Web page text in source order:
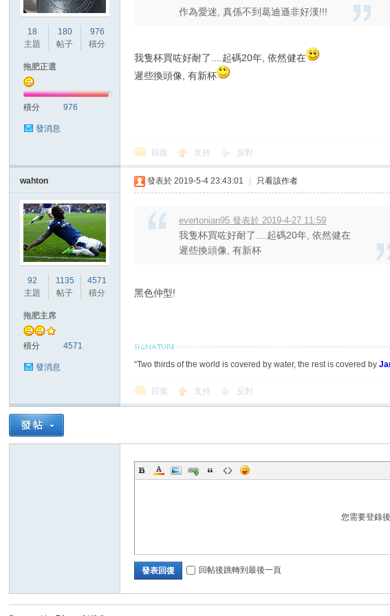
18
主題
180
帖子
976
積分
拖肥正選
積分 976
發消息
作為愛迷, 真係不到葛迪遜非好漢!!!
我隻杯買咗好耐了....起碼20年, 依然健在
遲些換頭像, 有新杯
回復 支持 反對
wahton
92
主題
1135
帖子
4571
積分
拖肥主席
積分 4571
發消息
發表於 2019-5-4 23:43:01 只看該作者
evertonian95 發表於 2019-4-27 11:59
我隻杯買咗好耐了....起碼20年, 依然健在
遲些換頭像, 有新杯
黑色仲型!
“Two thirds of the world is covered by water, the rest is covered by
回復 支持 反對
您需要登錄
發表回復 回帖後跳轉到最後一頁